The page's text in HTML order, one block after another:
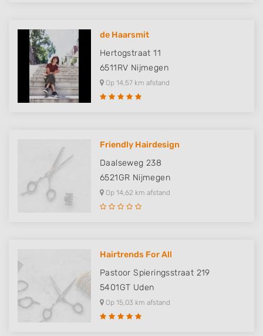
de Haarsmit
Hertogstraat 11
6511RV Nijmegen
Op 14,57 km afstand
Friendly Hairdesign
Daalseweg 238
6521GR Nijmegen
Op 14,62 km afstand
Hairtrends For All
Pastoor Spieringsstraat 219
5401GT Uden
Op 15,03 km afstand